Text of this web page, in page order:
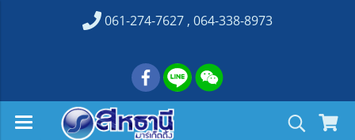
061-274-7627 , 064-338-8973